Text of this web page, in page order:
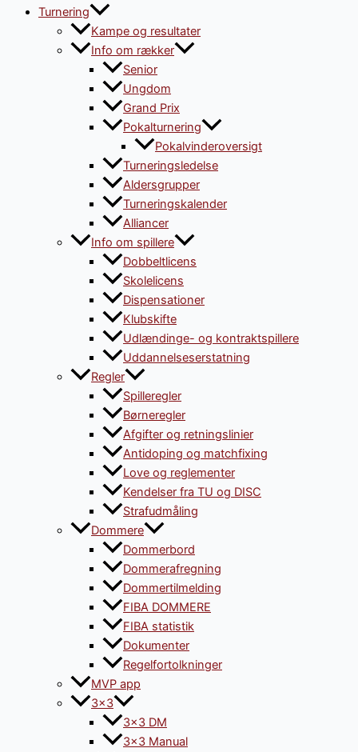
Turnering
Kampe og resultater
Info om rækker
Senior
Ungdom
Grand Prix
Pokalturnering
Pokalvinderoversigt
Turneringsledelse
Aldersgrupper
Turneringskalender
Alliancer
Info om spillere
Dobbeltlicens
Skolelicens
Dispensationer
Klubskifte
Udlændinge- og kontraktspillere
Uddannelseserstatning
Regler
Spilleregler
Børneregler
Afgifter og retningslinier
Antidoping og matchfixing
Love og reglementer
Kendelser fra TU og DISC
Strafudmåling
Dommere
Dommerbord
Dommerafregning
Dommertilmelding
FIBA DOMMERE
FIBA statistik
Dokumenter
Regelfortolkninger
MVP app
3×3
3×3 DM
3×3 Manual